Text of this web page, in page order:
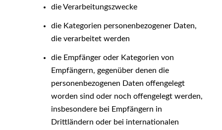
die Verarbeitungszwecke
die Kategorien personenbezogener Daten,
die verarbeitet werden
die Empfänger oder Kategorien von
Empfängern, gegenüber denen die
personenbezogenen Daten offengelegt
worden sind oder noch offengelegt werden,
insbesondere bei Empfängern in
Drittländern oder bei internationalen